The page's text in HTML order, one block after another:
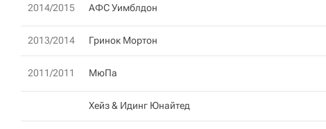
2014/2015 АФС Уимблдон
2013/2014 Гринок Мортон
2011/2011 МюПа
Хейз & Идинг Юнайтед